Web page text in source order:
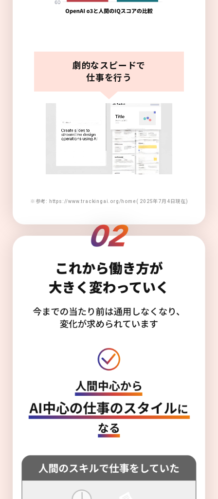
劇的なスピードで
仕事を行う
※参考: https://www.trackingai.org/home( 2025年7月4日現在)